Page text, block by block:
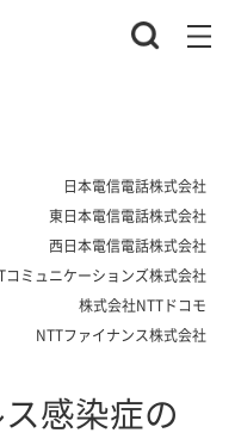
日本電信電話株式会社
東日本電信電話株式会社
西日本電信電話株式会社
コミュニケーションズ株式会社
株式会社NTTドコモ
NTTファイナンス株式会社
感染症の